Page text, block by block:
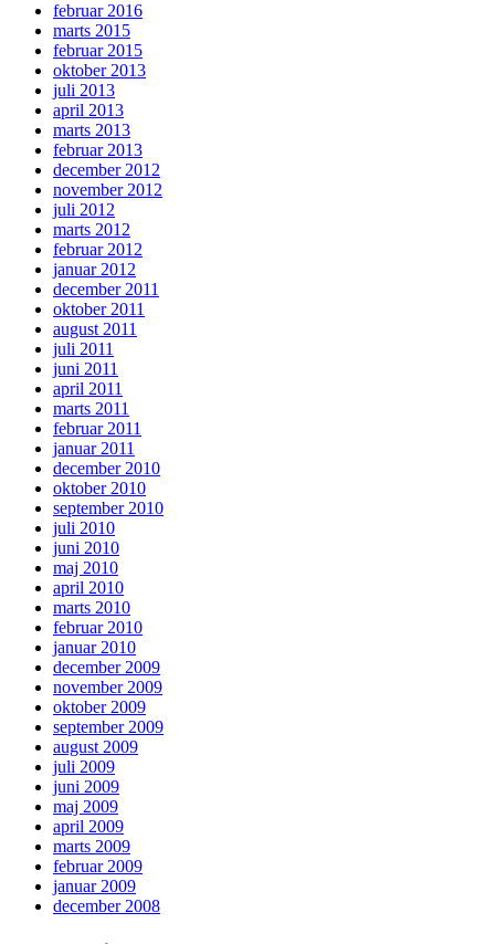
februar 2016
marts 2015
februar 2015
oktober 2013
juli 2013
april 2013
marts 2013
februar 2013
december 2012
november 2012
juli 2012
marts 2012
februar 2012
januar 2012
december 2011
oktober 2011
august 2011
juli 2011
juni 2011
april 2011
marts 2011
februar 2011
januar 2011
december 2010
oktober 2010
september 2010
juli 2010
juni 2010
maj 2010
april 2010
marts 2010
februar 2010
januar 2010
december 2009
november 2009
oktober 2009
september 2009
august 2009
juli 2009
juni 2009
maj 2009
april 2009
marts 2009
februar 2009
januar 2009
december 2008